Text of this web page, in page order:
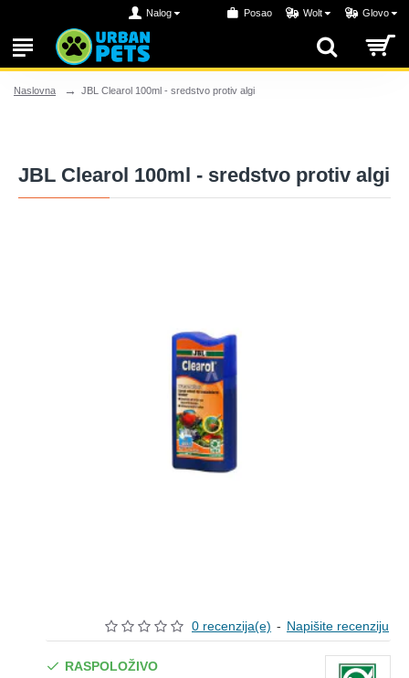
Nalog Posao Wolt Glovo
Naslovna JBL Clearol 100ml - sredstvo protiv algi
JBL Clearol 100ml - sredstvo protiv algi
0 recenzija(e) - Napišite recenziju
RASPOLOŽIVO